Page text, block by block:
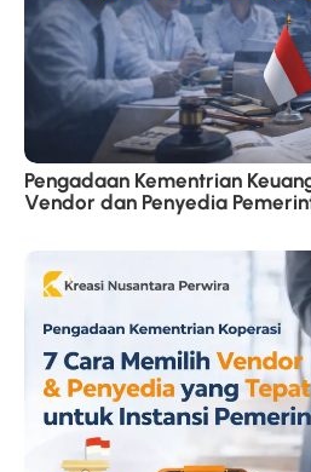
Pengadaan Kementrian
Vendor dan Penyedia